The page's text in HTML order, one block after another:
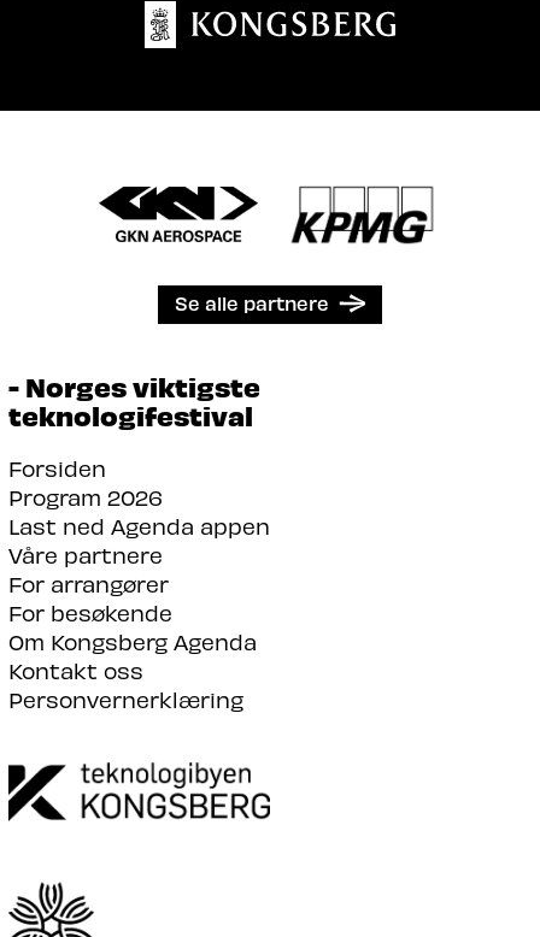
Se alle partnere
- Norges viktigste
teknologifestival
Forsiden
Program 2026
Last ned Agenda appen
Våre partnere
For arrangører
For besøkende
Om Kongsberg Agenda
Kontakt oss
Personvernerklæring